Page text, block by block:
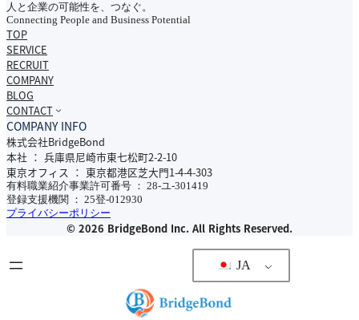
人と企業の可能性を、つなぐ。
Connecting People and Business Potential
TOP
SERVICE
RECRUIT
COMPANY
BLOG
CONTACT
COMPANY INFO
株式会社BridgeBond
本社 ： 兵庫県尼崎市東七松町2-2-10
東京オフィス ： 東京都港区芝大門1-4-4-303
有料職業紹介事業許可番号 ： 28-ユ-301419
登録支援機関 ： 25登-012930
プライバシーポリシー
© 2026 BridgeBond Inc. All Rights Reserved.
JA